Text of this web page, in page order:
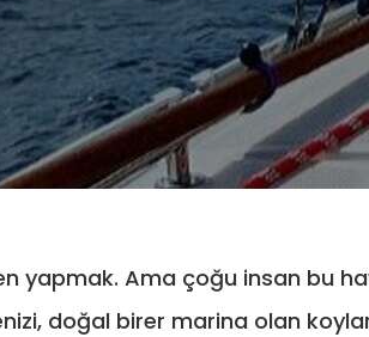
€ 3.750 / Gün Gulet
€ 9.250 / Gün
yapmak. Ama çoğu insan bu
doğal birer marina olan